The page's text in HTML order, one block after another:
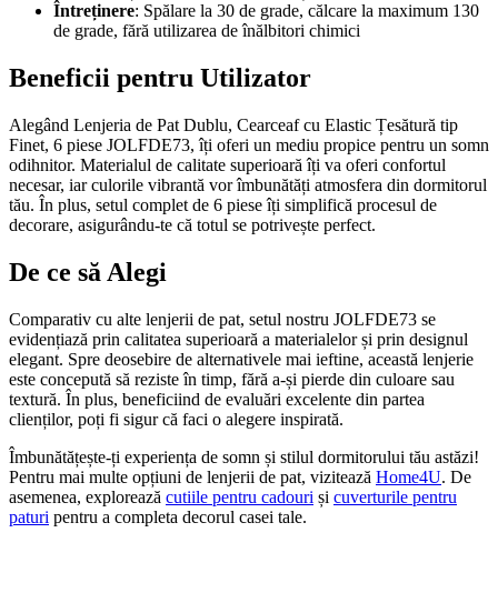
Întreținere: Spălare la 30 de grade, călcare la maximum 130
de grade, fără utilizarea de înălbitori chimici
Beneficii pentru Utilizator
Alegând Lenjeria de Pat Dublu, Cearceaf cu Elastic Țesătură tip
Finet, 6 piese JOLFDE73, îți oferi un mediu propice pentru un somn
odihnitor. Materialul de calitate superioară îți va oferi confortul
necesar, iar culorile vibrantă vor îmbunătăți atmosfera din dormitorul
tău. În plus, setul complet de 6 piese îți simplifică procesul de
decorare, asigurându-te că totul se potrivește perfect.
De ce să Alegi
Comparativ cu alte lenjerii de pat, setul nostru JOLFDE73 se
evidențiază prin calitatea superioară a materialelor și prin designul
elegant. Spre deosebire de alternativele mai ieftine, această lenjerie
este concepută să reziste în timp, fără a-și pierde din culoare sau
textură. În plus, beneficiind de evaluări excelente din partea
clienților, poți fi sigur că faci o alegere inspirată.
Îmbunătățește-ți experiența de somn și stilul dormitorului tău astăzi!
Pentru mai multe opțiuni de lenjerii de pat, vizitează Home4U. De
asemenea, explorează cutiile pentru cadouri și cuverturile pentru
paturi pentru a completa decorul casei tale.